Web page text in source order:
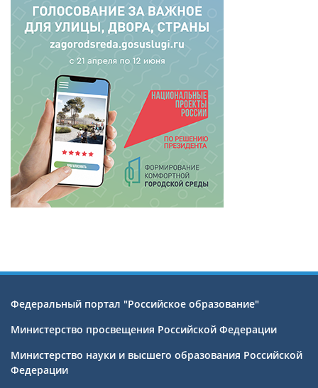
Федеральный портал "Российское образование"
Министерство просвещения Российской Федерации
Министерство науки и высшего образования Российской
Федерации